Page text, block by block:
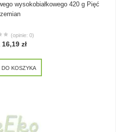
wysokobiałkowego 420 g Pięć
(opinie: 0)
16,19 zł
DO KOSZYKA